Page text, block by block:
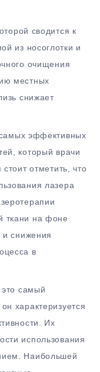
сводится к
из носоглотки и
очищения
местных
снижает
эффективных
который врачи
отметить, что
лазера
ткани на фоне
снижения
в
это самый
характеризуется
Их
использования
Наибольшей